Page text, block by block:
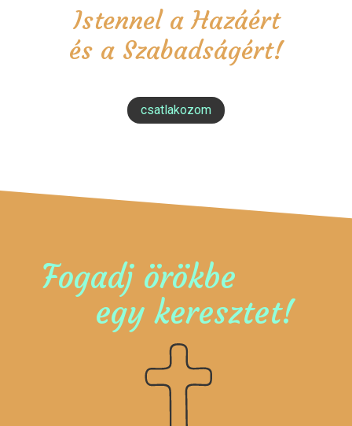
Istennel a Hazáért
és a Szabadságért!
csatlakozom
Fogadj örökbe
egy keresztet!